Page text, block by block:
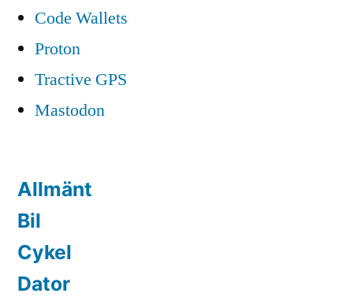
Code Wallets
Proton
Tractive GPS
Mastodon
Allmänt
Bil
Cykel
Dator